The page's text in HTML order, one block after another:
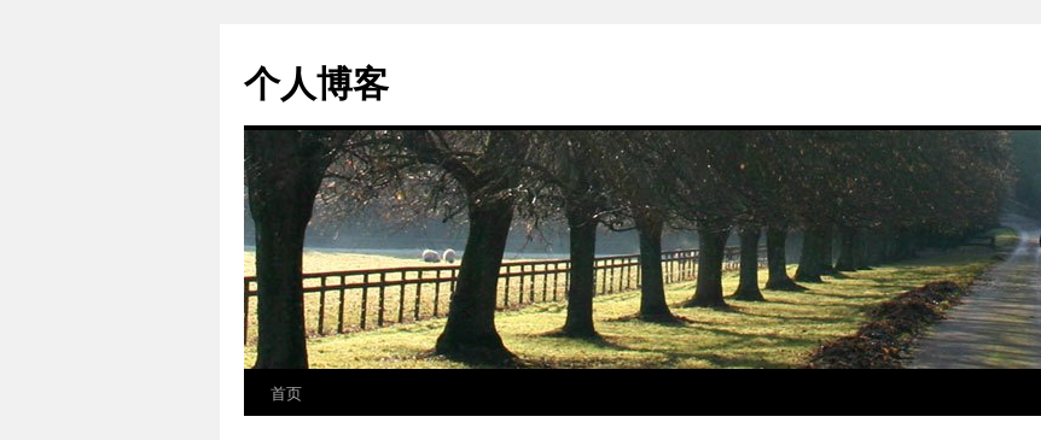
个人博客
首页